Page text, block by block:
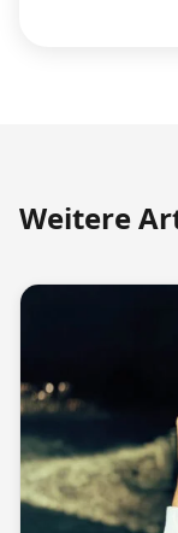
Weitere